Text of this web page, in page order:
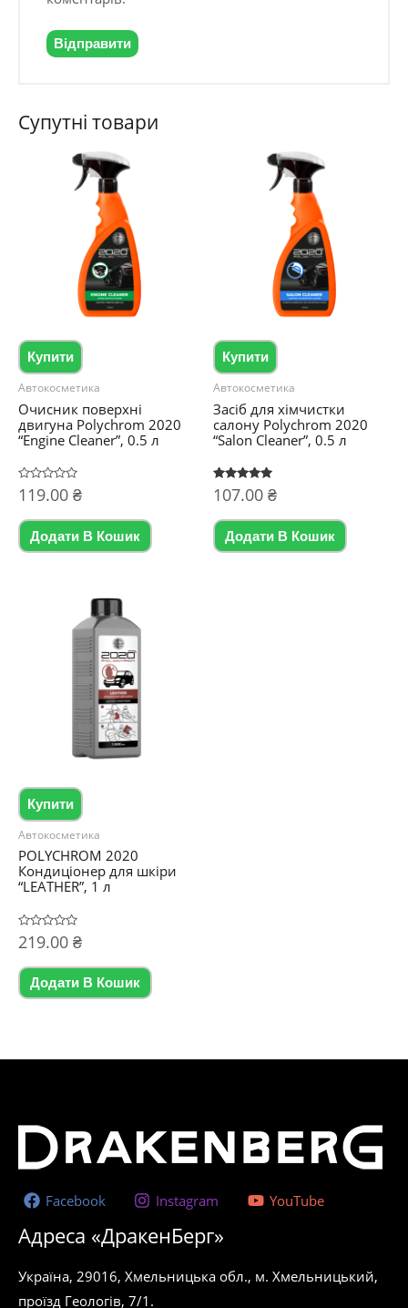
Супутні товари
Купити
Автокосметика
Очисник поверхні
двигуна Polychrom 2020
“Engine Cleaner”, 0.5 л
Оцінено
в
з
119.00 ₴
Додати В Кошик
Купити
Автокосметика
Засіб для хімчистки
салону Polychrom 2020
“Salon Cleaner”, 0.5 л
Оцінено в
5.00
107.00 ₴
Додати В Кошик
Купити
Автокосметика
POLYCHROM 2020
Кондиціонер для шкіри
“LEATHER”, 1 л
Оцінено
в
з
219.00 ₴
Додати В Кошик
Facebook Instagram YouTube
Адреса «ДракенБерг»
Україна, 29016, Хмельницька обл., м. Хмельницький,
проїзд Геологів, 7/1.